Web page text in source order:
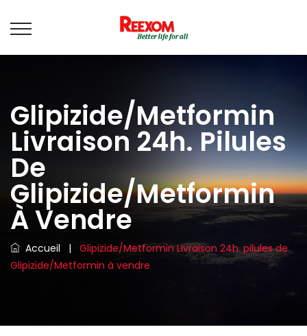
Glipizide/Metformin
Livraison 24h. Pilules
De
Glipizide/Metformin
À Vendre
Accueil |
Glipizide/Metformin Livraison 24h. pilules de
Glipizide/Metformin à vendre